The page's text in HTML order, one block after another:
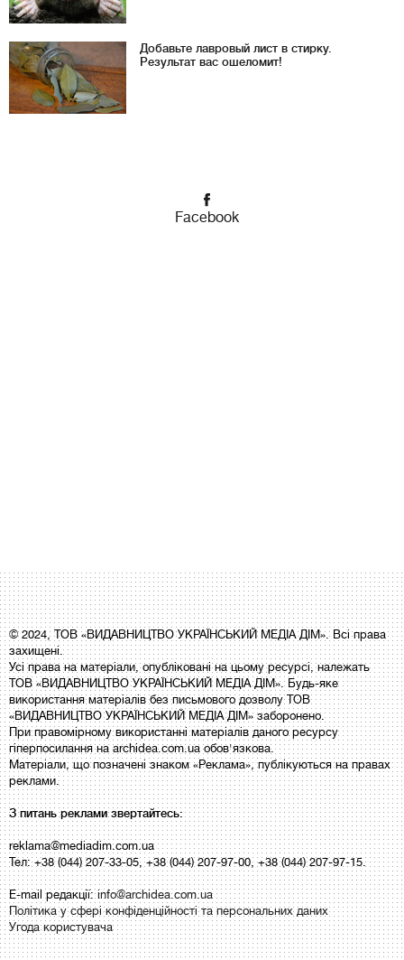
Добавьте лавровый лист в стирку.
Результат вас ошеломит!
Facebook
© 2024, ТОВ «ВИДАВНИЦТВО УКРАЇНСЬКИЙ МЕДІА ДІМ». Всі права
захищені.
Усі права на матеріали, опубліковані на цьому ресурсі, належать
ТОВ «ВИДАВНИЦТВО УКРАЇНСЬКИЙ МЕДІА ДІМ». Будь-яке
використання матеріалів без письмового дозволу ТОВ
«ВИДАВНИЦТВО УКРАЇНСЬКИЙ МЕДІА ДІМ» заборонено.
При правомірному використанні матеріалів даного ресурсу
гіперпосилання на archidea.com.ua обов'язкова.
Матеріали, що позначені знаком «Реклама», публікуються на правах
реклами.
З питань реклами звертайтесь:
reklama@mediadim.com.ua
Тел: +38 (044) 207-33-05, +38 (044) 207-97-00, +38 (044) 207-97-15.
E-mail редакції:info@archidea.com.ua
Політика у сфері конфіденційності та персональних даних
Угода користувача